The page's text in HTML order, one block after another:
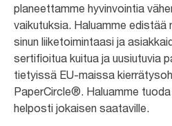
planeettamme hyvinvointia
vaikutuksia. Haluamme edistää
sinun liiketoimintaasi ja
sertifioitua kuitua ja uusiutuvia
tietyissä EU-maissa
PaperCircle®. Haluamme
helposti jokaisen saataville.